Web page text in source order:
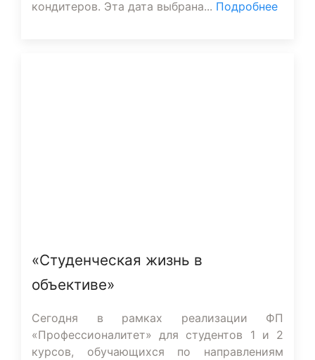
кондитеров. Эта дата выбрана... Подробнее
«Студенческая жизнь в
объективе»
Сегодня в рамках реализации ФП
«Профессионалитет» для студентов 1 и 2
курсов, обучающихся по направлениям